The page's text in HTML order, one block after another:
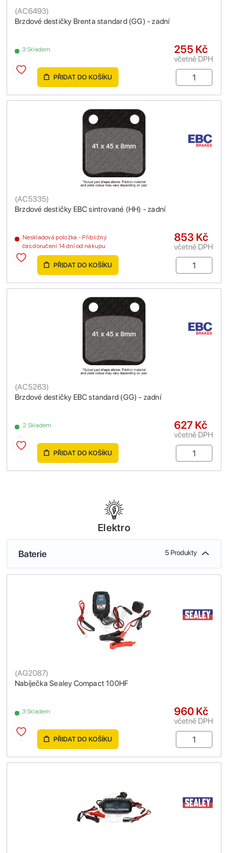
Brzdové destičky Brenta standard (GG) - zadní
(AC6493)
3 Skladem 255 Kč
včetně DPH
PŘIDAT DO KOŠÍKU
Brzdové destičky EBC sintrované (HH) - zadní
(AC5335)
Neskladová položka - Přibližný
čas doručení 14 dní od nákupu
853 Kč
včetně DPH
PŘIDAT DO KOŠÍKU
Brzdové destičky EBC standard (GG) - zadní
(AC5263)
2 Skladem 627 Kč
včetně DPH
PŘIDAT DO KOŠÍKU
Elektro
Baterie 5 Produkty
Nabíječka Sealey Compact 100HF
(AG2087)
3 Skladem 960 Kč
včetně DPH
PŘIDAT DO KOŠÍKU